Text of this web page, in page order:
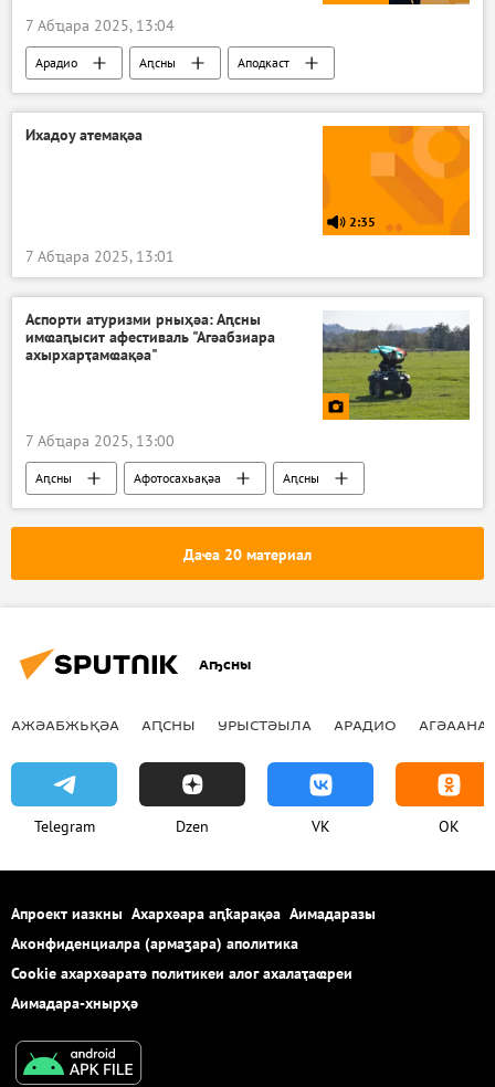
7 Абҵара 2025, 13:04
Арадио Аԥсны
Аподкаст
Атәылауаҩи аиҳабыреи
Ихадоу атемақәа
2:35
7 Абҵара 2025, 13:01
Аспорти атуризми рныҳәа: Аԥсны
имҩаԥысит афестиваль "Агәабзиара
ахырхарҭамҩақәа"
7 Абҵара 2025, 13:00
Аԥсны Афотосахьақәа Аԥсны
Даҽа 20 материал
Аҧсны
АЖӘАБЖЬҚӘА АԤСНЫ УРЫСТӘЫЛА АРАДИО
Telegram Dzen VK OK
Апроект иазкны Ахархәара аԥҟарақәа Аимадаразы
Аконфиденциалра (армаӡара) аполитика
Cookie ахархәаратә политикеи алог ахалаҭаҩреи
Аимадара-хнырҳә